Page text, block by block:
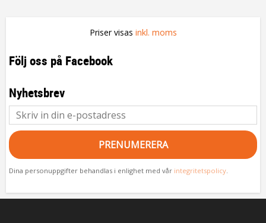
Priser visas inkl. moms
Följ oss på Facebook
Nyhetsbrev
PRENUMERERA
Dina personuppgifter behandlas i enlighet med vår integritetspolicy